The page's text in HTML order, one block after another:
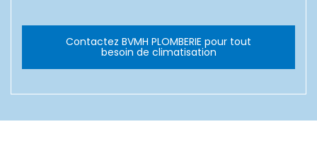
Contactez BVMH PLOMBERIE pour tout
besoin de climatisation